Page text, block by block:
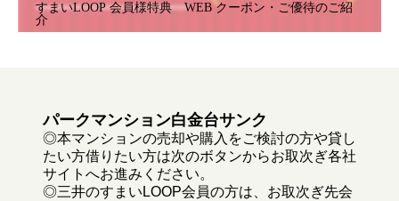
すまいLOOP 会員様特典 WEB クーポン・ご優待のご紹
介
パークマンション白金台サンク
◎本マンションの売却や購入をご検討の方や貸し
たい方借りたい方は次のボタンからお取次ぎ各社
サイトへお進みください。
◎三井のすまいLOOP会員の方は、お取次ぎ先会